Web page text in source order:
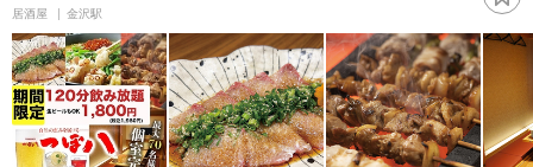
居酒屋 金沢駅